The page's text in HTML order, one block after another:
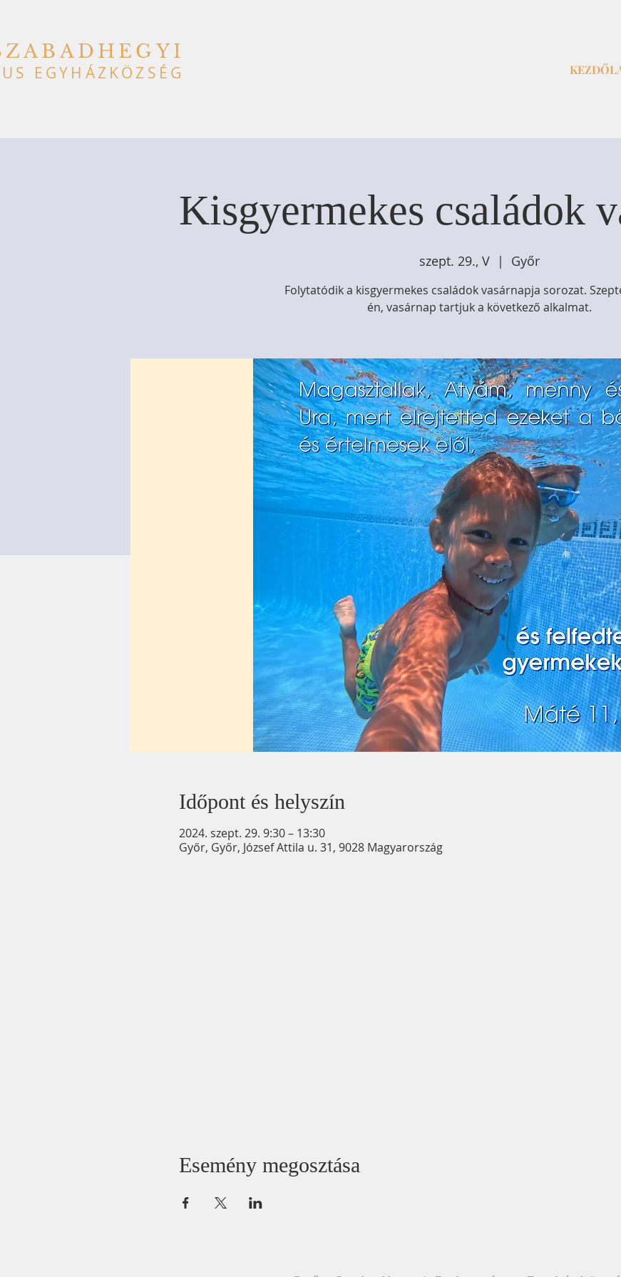
EGYHÁZKÖZSÉG
Kisgyermekes családok
szept. 29., V
  |
Győr
Folytatódik a kisgyermekes családok vasárnapja sorozat.
én, vasárnap tartjuk a következő alkalmat.
Időpont és helyszín
2024. szept. 29. 9:30 – 13:30
Győr, Győr, József Attila u. 31, 9028 Magyarország
Esemény megosztása